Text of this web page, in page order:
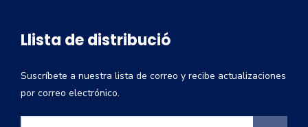
Llista de distribució
Suscríbete a nuestra lista de correo y recibe actualizaciones
por correo electrónico.